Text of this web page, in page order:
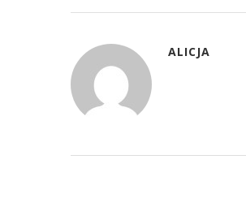
ALICJA